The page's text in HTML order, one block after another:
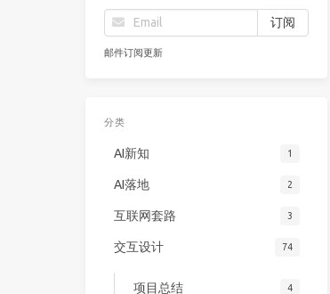
邮件订阅更新
分类
AI新知 1
AI落地 2
互联网套路 3
交互设计 74
项目总结 4